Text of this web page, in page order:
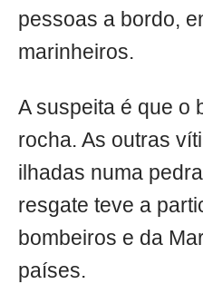
pessoas a bordo,
marinheiros.
A suspeita é que o
rocha. As outras
ilhadas numa
resgate teve a
bombeiros e da
países.